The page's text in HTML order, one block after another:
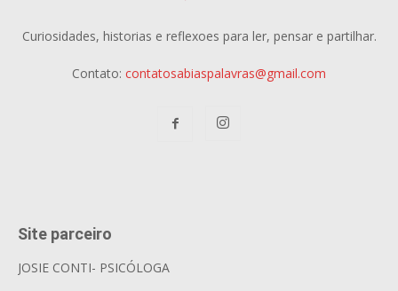
Curiosidades, historias e reflexoes para ler, pensar e partilhar.
Contato: contatosabiaspalavras@gmail.com
Site parceiro
JOSIE CONTI- PSICÓLOGA